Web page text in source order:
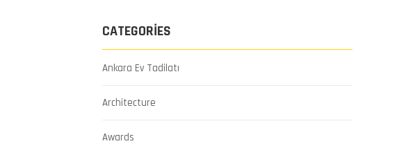
CATEGORIES
Ankara Ev Tadilatı
Architecture
Awards